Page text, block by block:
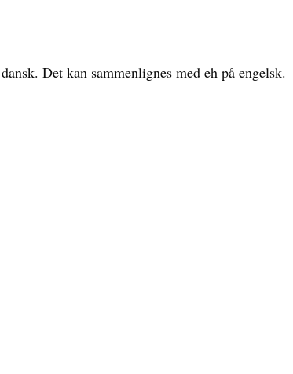
Det kan sammenlignes med eh på engelsk.